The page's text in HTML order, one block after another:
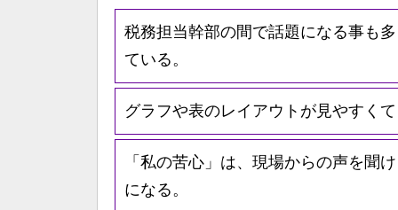
税務担当幹部の間で話題になる事も
ている。
グラフや表のレイアウトが見やすく
「私の苦心」は、現場からの声を聞
になる。